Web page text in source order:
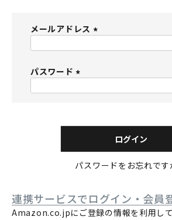
メールアドレス
パスワード
)
ログイン
パスワードをお忘れです
連携サービスでログイン・会員
Amazon.co.jpにご登録の情報を利用し